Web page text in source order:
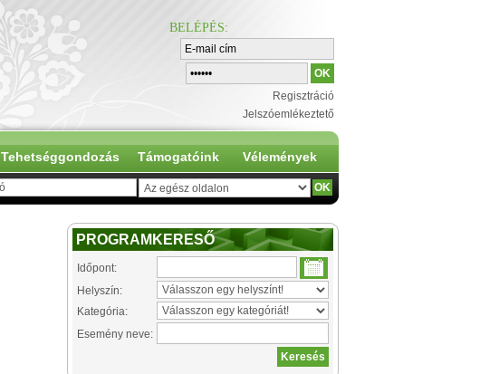
BELÉPÉS:
Regisztráció
Jelszóemlékeztető
Tehetséggondozás Támogatóink Vélemények
PROGRAMKERESŐ
Időpont:
Helyszín:
Kategória:
Esemény neve: